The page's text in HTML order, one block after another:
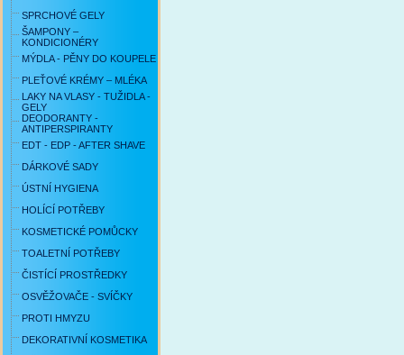
SPRCHOVÉ GELY
ŠAMPONY –
KONDICIONÉRY
MÝDLA - PĚNY DO KOUPELE
PLEŤOVÉ KRÉMY – MLÉKA
LAKY NA VLASY - TUŽIDLA -
GELY
DEODORANTY -
ANTIPERSPIRANTY
EDT - EDP - AFTER SHAVE
DÁRKOVÉ SADY
ÚSTNÍ HYGIENA
HOLÍCÍ POTŘEBY
KOSMETICKÉ POMŮCKY
TOALETNÍ POTŘEBY
ČISTÍCÍ PROSTŘEDKY
OSVĚŽOVAČE - SVÍČKY
PROTI HMYZU
DEKORATIVNÍ KOSMETIKA